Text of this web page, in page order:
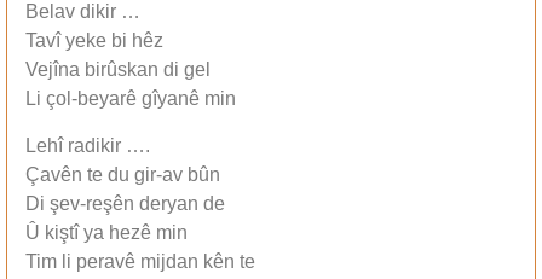
Belav dikir …
Tavî yeke bi hêz
Vejîna birûskan di gel
Li çol-beyarê gîyanê min
Lehî radikir ….
Çavên te du gir-av bûn
Di şev-reşên deryan de
Û kiştî ya hezê min
Tim li peravê mijdan kên te